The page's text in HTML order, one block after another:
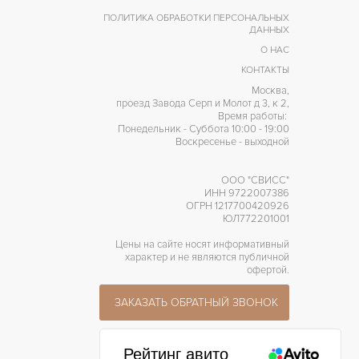
ПОЛИТИКА ОБРАБОТКИ ПЕРСОНАЛЬНЫХ
ДАННЫХ
О НАС
КОНТАКТЫ
Москва,
проезд Завода Серп и Молот д 3, к 2,
Время работы:
Понедельник - Суббота 10:00 - 19:00
Воскресенье - выходной
ООО "СВИСС"
ИНН 9722007386
ОГРН 1217700420926
ЮЛ772201001
Цены на сайте носят информативный
характер и не являются публичной
офертой.
ЗАКАЗАТЬ ОБРАТНЫЙ ЗВОНОК
Рейтинг авито